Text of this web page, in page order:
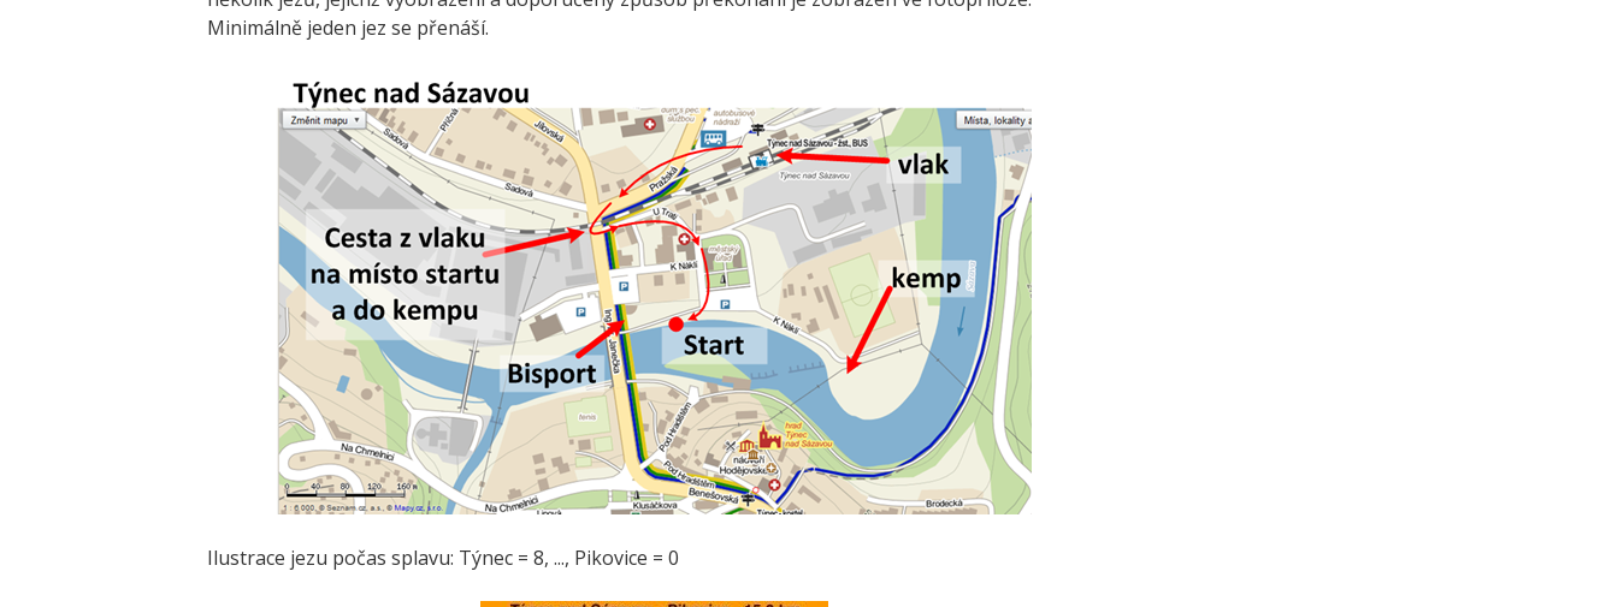
Minimálně jeden jez se přenáší.
Ilustrace jezu počas splavu: Týnec = 8, ..., Pikovice = 0